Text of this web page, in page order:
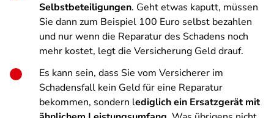
Selbstbeteiligungen. Geht etwas kaputt, müssen
Sie dann zum Beispiel 100 Euro selbst bezahlen
und nur wenn die Reparatur des Schadens noch
mehr kostet, legt die Versicherung Geld drauf.
Es kann sein, dass Sie vom Versicherer im
Schadensfall kein Geld für eine Reparatur
bekommen, sondern lediglich ein Ersatzgerät mit